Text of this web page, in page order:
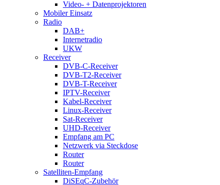
Video- + Datenprojektoren
Mobiler Einsatz
Radio
DAB+
Internetradio
UKW
Receiver
DVB-C-Receiver
DVB-T2-Receiver
DVB-T-Receiver
IPTV-Receiver
Kabel-Receiver
Linux-Receiver
Sat-Receiver
UHD-Receiver
Empfang am PC
Netzwerk via Steckdose
Router
Router
Satelliten-Empfang
DiSEqC-Zubehör